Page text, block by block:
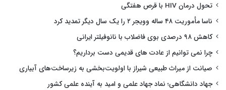
تحول درمان HIV با قرص هفتگی
ناسا مأموریت ۴۸ ساله وویجر ۲ را یک سال دیگر تمدید کرد
کاهش ۹۸ درصدی بوی فاضلاب با نانوفیلتر ایرانی
چرا نمی توانیم از عادت های قدیمی دست برداریم؟
صیانت از میراث طبیعی شیراز با اولویت‌بخشی به زیرساخت‌های آبیاری
جهاد دانشگاهی؛ نماد جهاد علمی و امید به آینده علمی کشور